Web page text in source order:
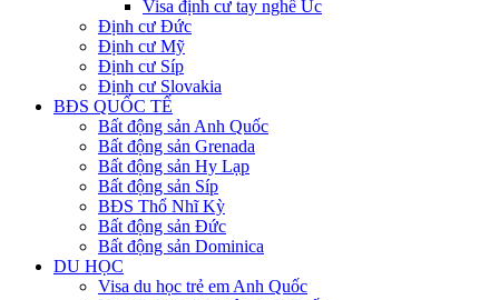
Visa định cư tay nghề Úc
Định cư Đức
Định cư Mỹ
Định cư Síp
Định cư Slovakia
BĐS QUỐC TẾ
Bất động sản Anh Quốc
Bất động sản Grenada
Bất động sản Hy Lạp
Bất động sản Síp
BĐS Thổ Nhĩ Kỳ
Bất động sản Đức
Bất động sản Dominica
DU HỌC
Visa du học trẻ em Anh Quốc